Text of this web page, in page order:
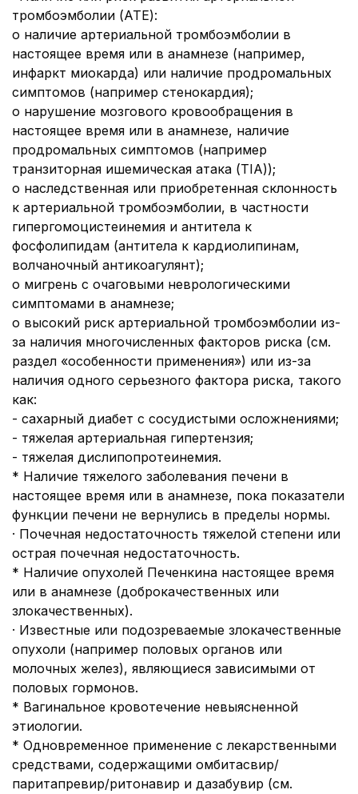
тромбоэмболии (АТЕ):
o наличие артериальной тромбоэмболии в
настоящее время или в анамнезе (например,
инфаркт миокарда) или наличие продромальных
симптомов (например стенокардия);
o нарушение мозгового кровообращения в
настоящее время или в анамнезе, наличие
продромальных симптомов (например
транзиторная ишемическая атака (TIA));
o наследственная или приобретенная склонность
к артериальной тромбоэмболии, в частности
гипергомоцистеинемия и антитела к
фосфолипидам (антитела к кардиолипинам,
волчаночный антикоагулянт);
o мигрень с очаговыми неврологическими
симптомами в анамнезе;
o высокий риск артериальной тромбоэмболии из-
за наличия многочисленных факторов риска (см.
раздел «особенности применения») или из-за
наличия одного серьезного фактора риска, такого
как:
- сахарный диабет с сосудистыми осложнениями;
- тяжелая артериальная гипертензия;
- тяжелая дислипопротеинемия.
* Наличие тяжелого заболевания печени в
настоящее время или в анамнезе, пока показатели
функции печени не вернулись в пределы нормы.
· Почечная недостаточность тяжелой степени или
острая почечная недостаточность.
* Наличие опухолей Печенкина настоящее время
или в анамнезе (доброкачественных или
злокачественных).
· Известные или подозреваемые злокачественные
опухоли (например половых органов или
молочных желез), являющиеся зависимыми от
половых гормонов.
* Вагинальное кровотечение невыясненной
этиологии.
* Одновременное применение с лекарственными
средствами, содержащими омбитасвир/
паритапревир/ритонавир и дазабувир (см.